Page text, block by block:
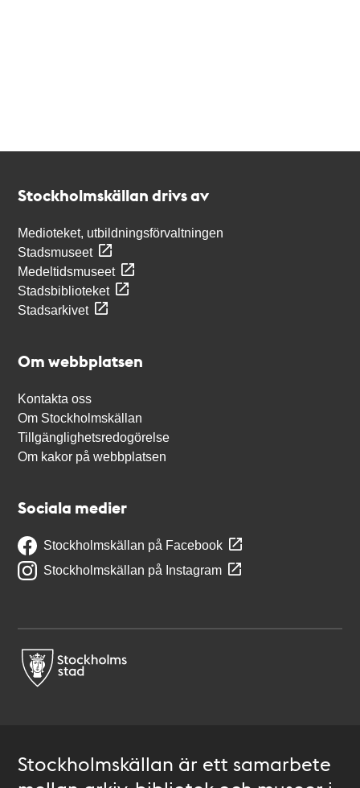
Stockholmskällan drivs av
Medioteket, utbildningsförvaltningen
Stadsmuseet
Medeltidsmuseet
Stadsbiblioteket
Stadsarkivet
Om webbplatsen
Kontakta oss
Om Stockholmskällan
Tillgänglighetsredogörelse
Om kakor på webbplatsen
Sociala medier
Stockholmskällan på Facebook
Stockholmskällan på Instagram
Stockholmskällan är ett samarbete